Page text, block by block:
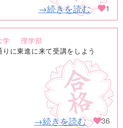
→続きを読む 1
学
理学部
りに東進に来て受講をしよう
→続きを読む 36